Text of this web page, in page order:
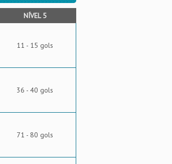
NÍVEL 5
11 - 15 gols
36 - 40 gols
71 - 80 gols